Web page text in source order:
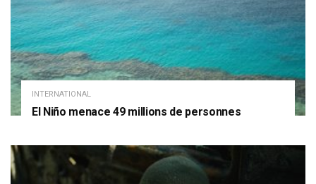
INTERNATIONAL
El Niño menace 49 millions de personnes